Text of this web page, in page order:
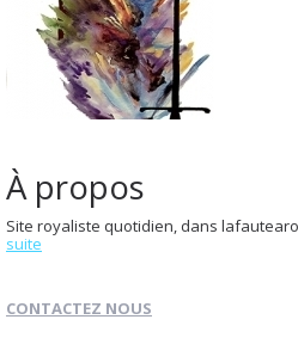
À propos
Site royaliste quotidien, dans
suite
CONTACTEZ NOUS